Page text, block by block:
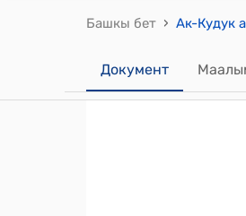
Башкы бет ›
Документ